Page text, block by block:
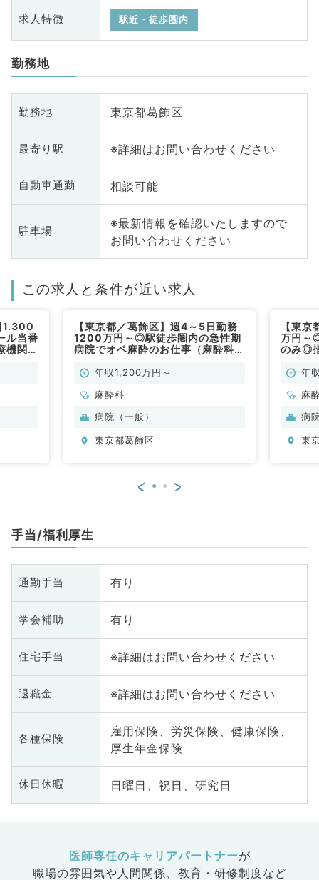
求人特徴 駅近・徒歩圏内
勤務地
勤務地 東京都葛飾区
最寄り駅 ※詳細はお問い合わせください
自動車通勤 相談可能
駐車場
※最新情報を確認いたしますので
お問い合わせください
この求人と条件が近い求人
1.300
ル当番
機関～
【東京都／葛飾区】週4～5日勤務
1200万円～◎駅徒歩圏内の急性期
病院でオペ麻酔のお仕事（麻酔科／
年収1,200万円～
麻酔科
病院（一般）
東京都葛飾区
【東
万円～
のみ◎
ープ年
麻
病
東
< >
手当/福利厚生
通勤手当 有り
学会補助 有り
住宅手当 ※詳細はお問い合わせください
退職金 ※詳細はお問い合わせください
各種保険
雇用保険、労災保険、健康保険、
厚生年金保険
休日休暇 日曜日、祝日、研究日
医師専任のキャリアパートナーが
職場の雰囲気や人間関係、 教育・研修制度など